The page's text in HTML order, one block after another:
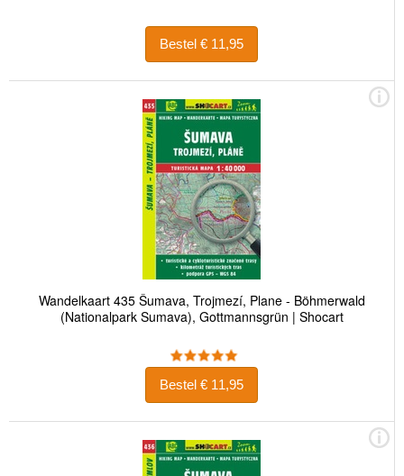
Bestel € 11,95
Wandelkaart 435 Šumava, Trojmezí, Plane - Böhmerwald
(Nationalpark Sumava), Gottmannsgrün | Shocart
Bestel € 11,95